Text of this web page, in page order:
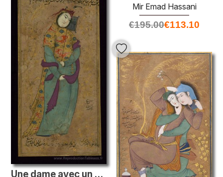
Mir Emad Hassani
€195.00€113.10
Une dame avec un fan